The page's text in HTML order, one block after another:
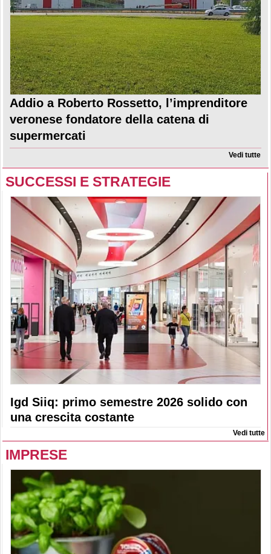
Addio a Roberto Rossetto, l’imprenditore
veronese fondatore della catena di
supermercati
Vedi tutte
SUCCESSI E STRATEGIE
Igd Siiq: primo semestre 2026 solido con
una crescita costante
Vedi tutte
IMPRESE